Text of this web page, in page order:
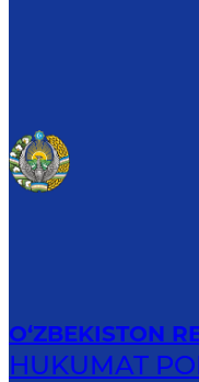
O‘ZBEKISTON
HUKUMAT